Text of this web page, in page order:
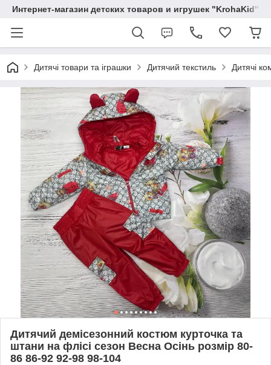
Интернет-магазин детских товаров и игрушек "KrohaKid"
Дитячі товари та іграшки Дитячий текстиль Дитячі
Дитячий демісезонний костюм курточка та
штани на флісі сезон Весна Осінь розмір 80-
86 86-92 92-98 98-104